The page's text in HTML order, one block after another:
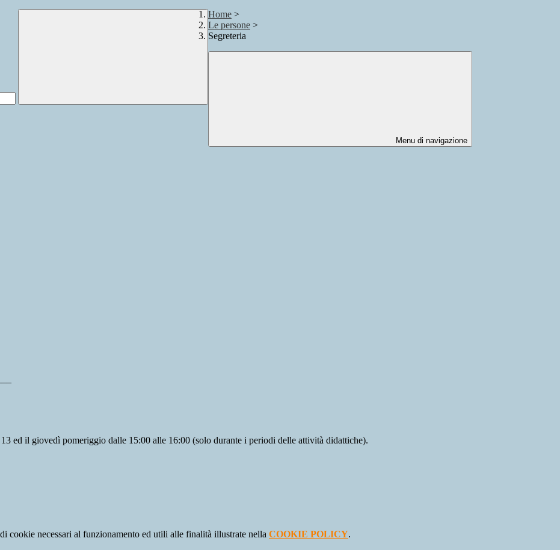
Home >
Le persone >
Segreteria
Menu di navigazione
ed il giovedì pomeriggio dalle 15:00 alle 16:00 (solo durante i periodi delle attività didattiche).
cookie necessari al funzionamento ed utili alle finalità illustrate nella COOKIE POLICY.